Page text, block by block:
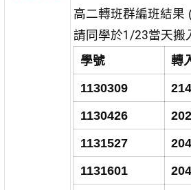
高二轉班群編班結果
請同學於1/23當天搬
學號
轉
1130309
214
1130426
202
1131527
204
1131601
204